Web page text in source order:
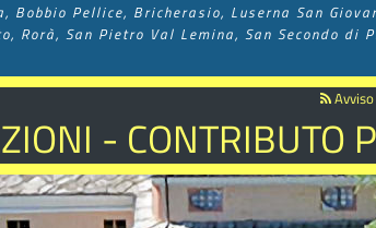
Bobbio Pellice, Bricherasio, Luserna San
Rorà, San Pietro Val Lemina, San Secondo di
- CONTRIBUTO
RETE